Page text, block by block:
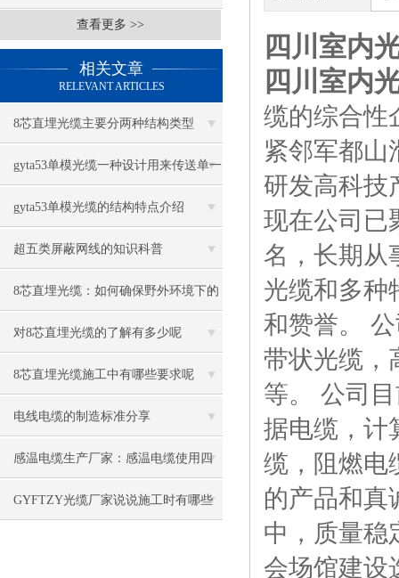
查看更多 >>
相关文章
RELEVANT ARTICLES
8芯直埋光缆主要分两种结构类型
gyta53单模光缆一种设计用来传送单一
光束的光纤
gyta53单模光缆的结构特点介绍
超五类屏蔽网线的知识科普
8芯直埋光缆：如何确保野外环境下的
稳定传输？
对8芯直埋光缆的了解有多少呢
8芯直埋光缆施工中有哪些要求呢
电线电缆的制造标准分享
感温电缆生产厂家：感温电缆使用四
大原则说明
GYFTZY光缆厂家说说施工时有哪些
四川室内
四川室内
缆的综合性
紧邻军都山
研发高科技
现在公司已
名，长期从
光缆和多种
和赞誉。
带状光缆，
等。 公司
据电缆，计
缆，阻燃电
的产品和真
中，质量稳
会场馆建设